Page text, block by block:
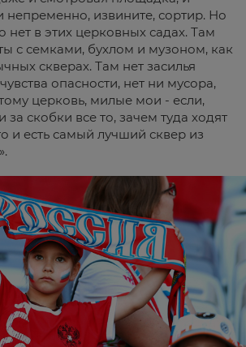
непременно, извините, сортир. Но
нет в этих церковных садах. Там
с семками, бухлом и музоном, как
скверах. Там нет засилья
опасности, нет ни мусора,
церковь, милые мои - если,
за скобки все то, зачем туда ходят
и есть самый лучший сквер из